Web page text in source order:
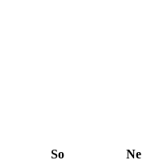
So Ne